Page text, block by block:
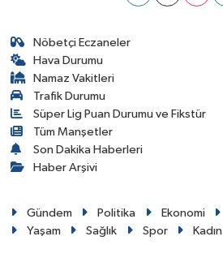
Nöbetçi Eczaneler
Hava Durumu
Namaz Vakitleri
Trafik Durumu
Süper Lig Puan Durumu ve Fikstür
Tüm Manşetler
Son Dakika Haberleri
Haber Arşivi
Gündem Politika Ekonomi
Yaşam
Sağlık Spor Kadın